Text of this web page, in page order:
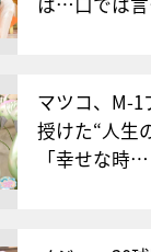
マツコ、M-1
授けた“人生
「幸せな時…